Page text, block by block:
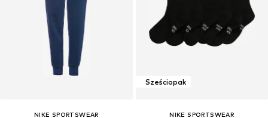
NIKE SPORTSWEAR
Sześciopak
NIKE SPORTSWEAR